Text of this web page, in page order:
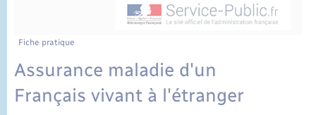
Fiche pratique
Assurance maladie d'un
Français vivant à l'étranger